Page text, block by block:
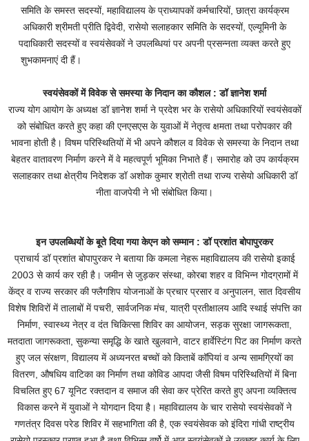
समिति के समस्त सदस्यों, महाविद्यालय के प्राध्यापकों कर्मचारियों, छात्रा कार्यक्रम
अधिकारी श्रीमती प्रीति द्विवेदी, रासेयो सलाहकार समिति के सदस्यों, एल्यूमिनी के
पदाधिकारी सदस्यों व स्वयंसेवकों ने उपलब्धियां पर अपनी प्रसन्नता व्यक्त करते हुए
शुभकामनाएं दी हैं।
स्वयंसेवकों में विवेक से समस्या के निदान का कौशल : डॉ ज्ञानेश शर्मा
राज्य योग आयोग के अध्यक्ष डॉ ज्ञानेश शर्मा ने प्रदेश भर के रासेयो अधिकारियों स्वयंसेवकों
को संबोधित करते हुए कहा की एनएसएस के युवाओं में नेतृत्व क्षमता तथा परोपकार की
भावना होती है। विषम परिस्थितियों में भी अपने कौशल व विवेक से समस्या के निदान तथा
बेहतर वातावरण निर्माण करने में वे महत्वपूर्ण भूमिका निभाते हैं। समारोह को उप कार्यक्रम
सलाहकार तथा क्षेत्रीय निदेशक डॉ अशोक कुमार श्रोती तथा राज्य रासेयो अधिकारी डॉ
नीता वाजपेयी ने भी संबोधित किया।
इन उपलब्धियों के बूते दिया गया केएन को सम्मान : डॉ प्रशांत बोपापुरकर
प्राचार्य डॉ प्रशांत बोपापुरकर ने बताया कि कमला नेहरू महाविद्यालय की रासेयो इकाई
2003 से कार्य कर रही है। जमीन से जुड़कर संस्था, कोरबा शहर व विभिन्न गोदग्रामों में
केंद्र व राज्य सरकार की फ्लैगशिप योजनाओं के प्रचार प्रसार व अनुपालन, सात दिवसीय
विशेष शिविरों में तालाबों में पचरी, सार्वजनिक मंच, यात्री प्रतीक्षालय आदि स्थाई संपत्ति का
निर्माण, स्वास्थ्य नेत्र व दंत चिकित्सा शिविर का आयोजन, सड़क सुरक्षा जागरूकता,
मतदाता जागरूकता, सुकन्या समृद्धि के खाते खुलवाने, वाटर हार्वेस्टिंग पिट का निर्माण करते
हुए जल संरक्षण, विद्यालय में अध्यनरत बच्चों को किताबें कॉपियां व अन्य सामग्रियों का
वितरण, औषधिय वाटिका का निर्माण तथा कोविड आपदा जैसी विषम परिस्थितियों में बिना
विचलित हुए 67 यूनिट रक्तदान व समाज की सेवा कर प्रेरित करते हुए अपना व्यक्तित्व
विकास करने में युवाओं ने योगदान दिया है। महाविद्यालय के चार रासेयो स्वयंसेवकों ने
गणतंत्र दिवस परेड शिविर में सहभागिता की है, एक स्वयंसेवक को इंदिरा गांधी राष्ट्रीय